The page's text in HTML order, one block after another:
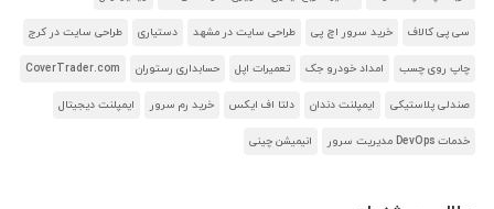
سی پی کالاف خرید سرور اچ پی طراحی سایت در مشهد دستیاری طراحی سایت در کرج
چاپ روی چسب امداد خودرو جک تعمیرات اپل حسابداری رستوران CoverTrader.com
صندلی پلاستیکی ایمپلنت دندان دلتا اف ایکس خرید رم سرور ایمپلنت دیجیتال
خدمات DevOps مدیریت سرور انیمیشن چینی